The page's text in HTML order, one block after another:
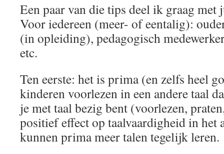
Een paar van die tips deel ik graag met
Voor iedereen (meer- of eentalig):
(in opleiding), pedagogisch
etc.
Ten eerste: het is prima (en zelfs heel
kinderen voorlezen in een andere taal
je met taal bezig bent (voorlezen,
positief effect op taalvaardigheid in het
kunnen prima meer talen tegelijk leren.